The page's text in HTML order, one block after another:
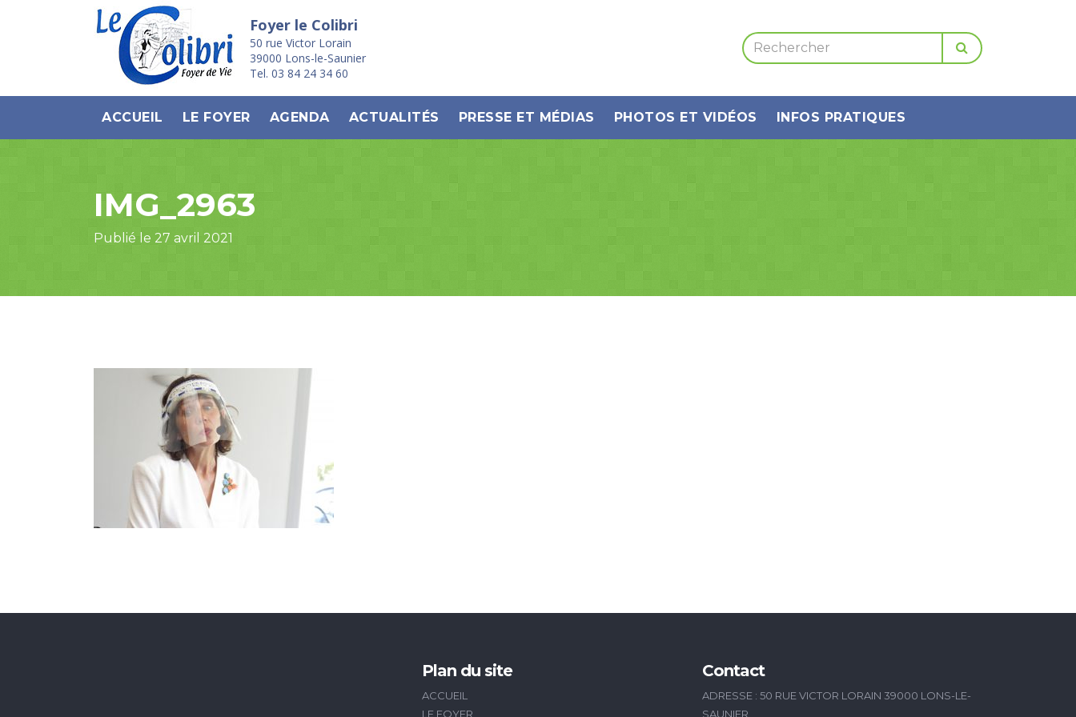
Foyer le Colibri
50 rue Victor Lorain
39000 Lons-le-Saunier
Tel. 03 84 24 34 60
ACCUEIL LE FOYER AGENDA ACTUALITÉS PRESSE ET MÉDIAS PHOTOS ET VIDÉOS INFOS PRATIQUES
IMG_2963
Publié le 27 avril 2021
Plan du site
ACCUEIL
LE FOYER
Contact
ADRESSE : 50 RUE VICTOR LORAIN 39000 LONS-LE-
SAUNIER